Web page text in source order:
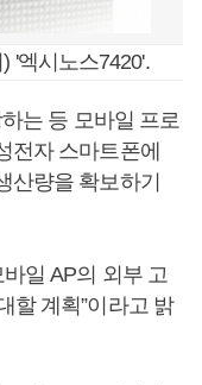
'엑시노스7420'.
하는 등 모바일 프로
전자 스마트폰에
산량을 확보하기
일 AP의 외부 고
할 계획”이라고 밝